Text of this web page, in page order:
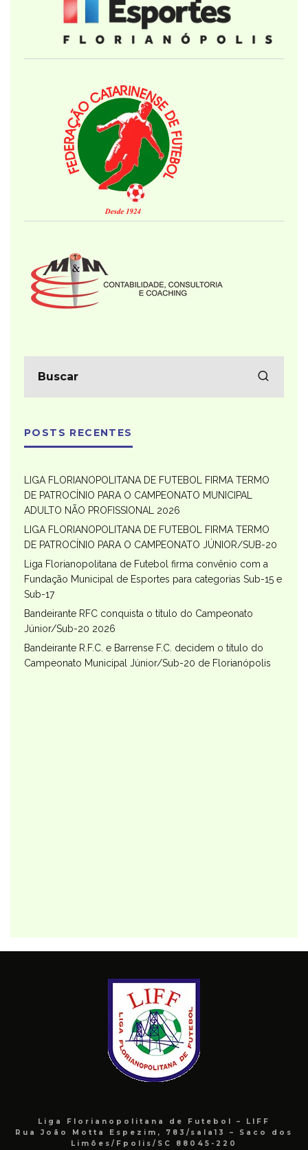
POSTS RECENTES
LIGA FLORIANOPOLITANA DE FUTEBOL FIRMA TERMO
DE PATROCÍNIO PARA O CAMPEONATO MUNICIPAL
ADULTO NÃO PROFISSIONAL 2026
LIGA FLORIANOPOLITANA DE FUTEBOL FIRMA TERMO
DE PATROCÍNIO PARA O CAMPEONATO JÚNIOR/SUB-20
Liga Florianopolitana de Futebol firma convênio com a
Fundação Municipal de Esportes para categorias Sub-15 e
Sub-17
Bandeirante RFC conquista o título do Campeonato
Júnior/Sub-20 2026
Bandeirante R.F.C. e Barrense F.C. decidem o título do
Campeonato Municipal Júnior/Sub-20 de Florianópolis
Liga Florianopolitana de Futebol – LIFF
Rua João Motta Espezim, 783/sala13 – Saco dos
Limões/Fpolis/SC 88045-220